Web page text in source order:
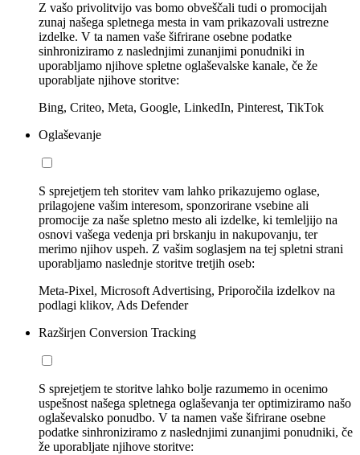
Z vašo privolitvijo vas bomo obveščali tudi o promocijah
zunaj našega spletnega mesta in vam prikazovali ustrezne
izdelke. V ta namen vaše šifrirane osebne podatke
sinhroniziramo z naslednjimi zunanjimi ponudniki in
uporabljamo njihove spletne oglaševalske kanale, če že
uporabljate njihove storitve:
Bing, Criteo, Meta, Google, LinkedIn, Pinterest, TikTok
Oglaševanje
S sprejetjem teh storitev vam lahko prikazujemo oglase,
prilagojene vašim interesom, sponzorirane vsebine ali
promocije za naše spletno mesto ali izdelke, ki temleljijo na
osnovi vašega vedenja pri brskanju in nakupovanju, ter
merimo njihov uspeh. Z vašim soglasjem na tej spletni strani
uporabljamo naslednje storitve tretjih oseb:
Meta-Pixel, Microsoft Advertising, Priporočila izdelkov na
podlagi klikov, Ads Defender
Razširjen Conversion Tracking
S sprejetjem te storitve lahko bolje razumemo in ocenimo
uspešnost našega spletnega oglaševanja ter optimiziramo našo
oglaševalsko ponudbo. V ta namen vaše šifrirane osebne
podatke sinhroniziramo z naslednjimi zunanjimi ponudniki, če
že uporabljate njihove storitve: